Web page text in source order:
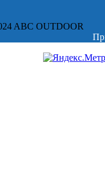
ABC OUTDOOR